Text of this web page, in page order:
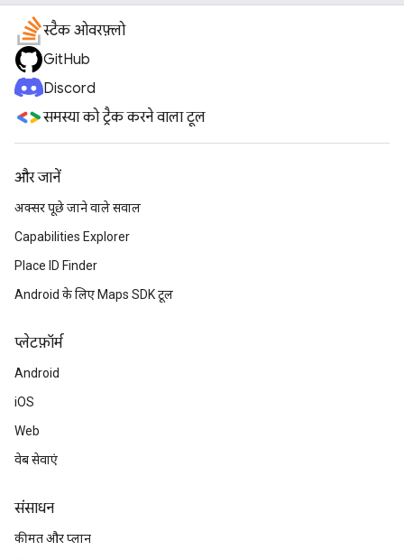
स्टैक ओवरफ़्लो
GitHub
Discord
समस्या को ट्रैक करने वाला टूल
और जानें
अक्सर पूछे जाने वाले सवाल
Capabilities Explorer
Place ID Finder
Android के लिए Maps SDK टूल
प्‍लेटफ़ॉर्म
Android
iOS
Web
वेब सेवाएं
संसाधन
कीमत और प्लान